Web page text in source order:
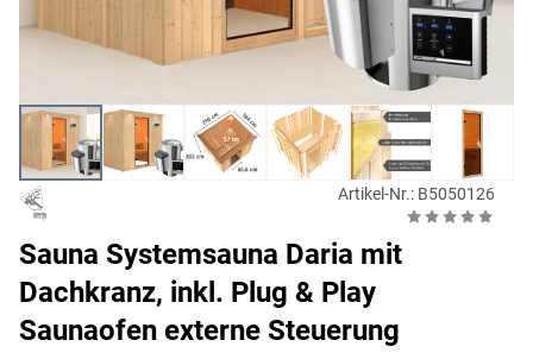
Artikel-Nr.: B5050126
Sauna Systemsauna Daria mit
Dachkranz, inkl. Plug & Play
Saunaofen externe Steuerung